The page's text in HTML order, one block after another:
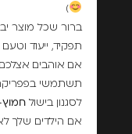
)
ברור שכל מוצר
תפקיד, ייעוד
אם אוהבים אצלכם
תשתמשי בפפריקה
לסגנון בישול
אם הילדים שלך